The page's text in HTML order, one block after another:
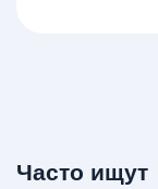
Часто ищут